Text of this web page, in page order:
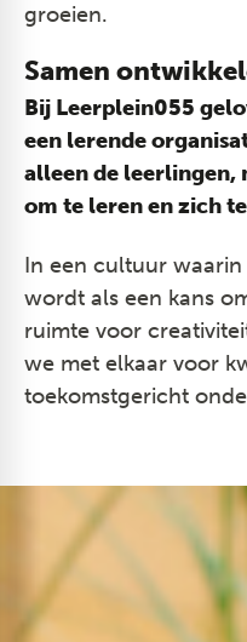
groeien.
Samen
Bij Leerplein055
een lerende
alleen de leerlingen,
om te leren en zich
In een cultuur
wordt als een kans
ruimte voor
we met elkaar voor
toekomstgericht